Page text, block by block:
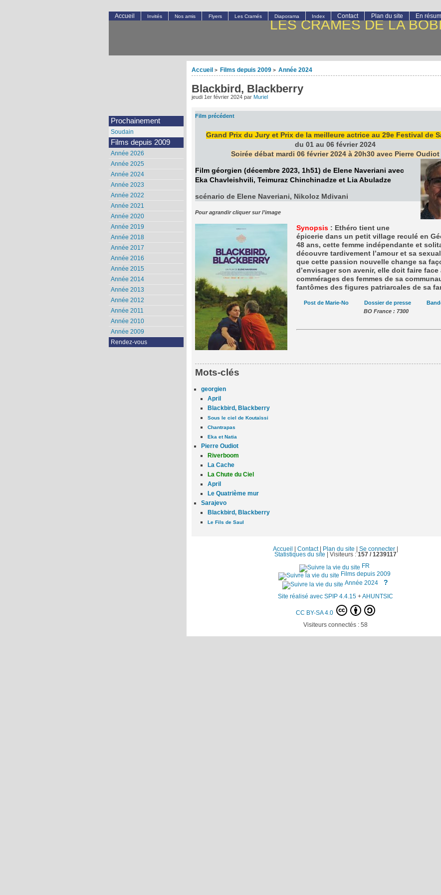
LES CRAMÉS DE LA
Accueil > Films depuis 2009 > Année 2024
Blackbird, Blackberry
jeudi 1er février 2024 par Muriel
Film précédent
Grand Prix du Jury et Prix de la meilleure actrice au 29e Festival de
du 01 au 06 février 2024
Soirée débat mardi 06 février 2024 à 20h30 avec Pierre Oudiot
Film géorgien (décembre 2023, 1h51) de Elene Naveriani avec
Eka Chavleishvili, Teimuraz Chinchinadze et Lia Abuladze
scénario de Elene Naveriani, Nikoloz Mdivani
Pour agrandir cliquer sur l’image
Synopsis: Ethéro tient une
épicerie dans un petit village reculé en
48 ans, cette femme indépendante et
découvre tardivement l’amour et sa
que cette passion nouvelle change sa
d’envisager son avenir, elle doit faire face
commérages des femmes de sa
fantômes des figures patriarcales de sa
Post de Marie-No Dossier de presse
BO France : 7300
Mots-clés
georgien
April
Blackbird, Blackberry
Sous le ciel de Koutaïssi
Chantrapas
Eka et Natia
Pierre Oudiot
Riverboom
La Cache
La Chute du Ciel
April
Le Quatrième mur
Sarajevo
Blackbird, Blackberry
Le Fils de Saul
Accueil Invités Nos amis Flyers Les Cramés Diaporama Index Contact Plan du site En
Prochainement
Soudain
Films depuis 2009
Année 2026
Année 2025
Année 2024
Année 2023
Année 2022
Année 2021
Année 2020
Année 2019
Année 2018
Année 2017
Année 2016
Année 2015
Année 2014
Année 2013
Année 2012
Année 2011
Année 2010
Année 2009
Rendez-vous
Accueil | Contact| Plan du site | Se connecter|
Statistiques du site | Visiteurs :157 / 1239117
FR
Films depuis 2009
Année 2024
?
Site réalisé avec SPIP 4.4.15+AHUNTSIC
CC BY-SA 4.0
Visiteurs connectés : 58